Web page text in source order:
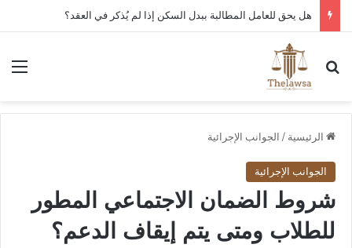
هل يحق للعامل المطالبة ببدل السكن إذا لم يُذكر في العقد؟
بحث عن
الرئيسية / الجوانب الإجرائية
الجوانب الإجرائية
شروط الضمان الاجتماعي المطور
للطلاب ومتى يتم إيقاف الدعم؟